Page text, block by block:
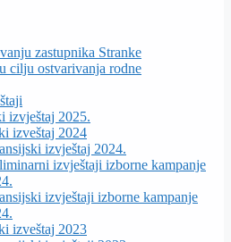
zastupnika Stranke
cilju ostvarivanja rodne
izvještaj 2025.
izveštaj 2024
izvještaj 2024.
izvještaji izborne kampanje
izvještaji izborne kampanje
izveštaj 2023